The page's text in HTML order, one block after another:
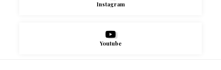
Instagram
Youtube